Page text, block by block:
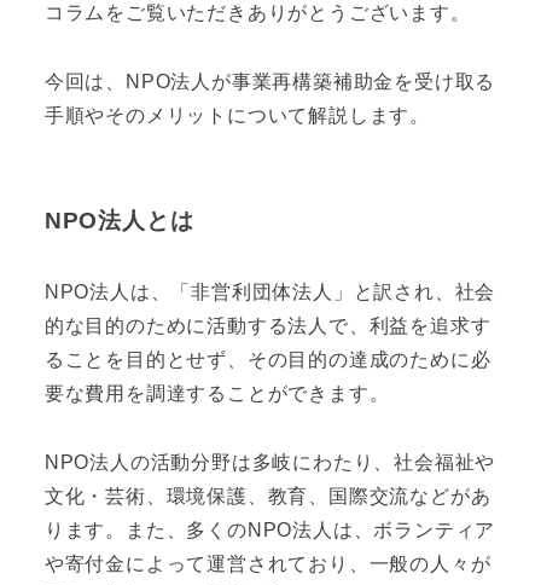
コラムをご覧いただきありがとうございます。
今回は、NPO法人が事業再構築補助金を受け取る
手順やそのメリットについて解説します。
NPO法人とは
NPO法人は、「非営利団体法人」と訳され、社会
的な目的のために活動する法人で、利益を追求す
ることを目的とせず、その目的の達成のために必
要な費用を調達することができます。
NPO法人の活動分野は多岐にわたり、社会福祉や
文化・芸術、環境保護、教育、国際交流などがあ
ります。また、多くのNPO法人は、ボランティア
や寄付金によって運営されており、一般の人々が